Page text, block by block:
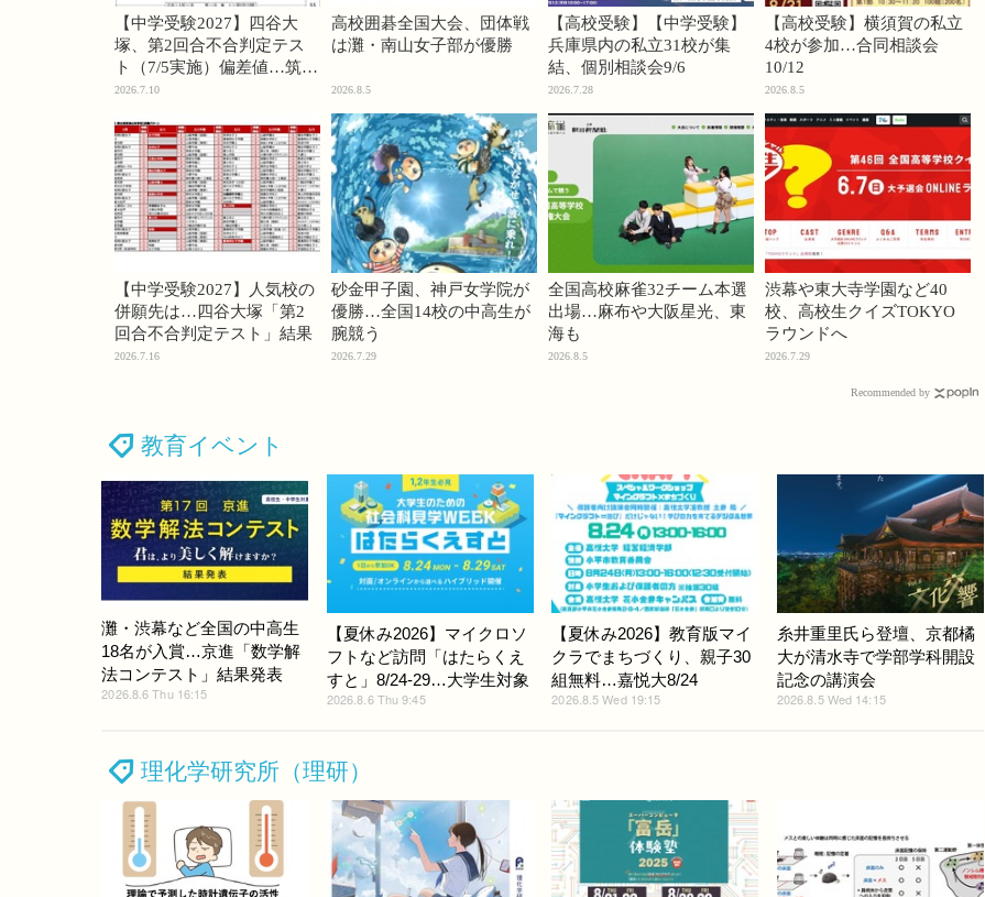
【中学受験2027】四谷大
塚、第2回合不合判定テス
ト（7/5実施）偏差値…筑駒
74・桜蔭70＜PR＞
2026.7.10
高校囲碁全国大会、団体戦
は灘・南山女子部が優勝
2026.8.5
【高校受験】【中学受験】
兵庫県内の私立31校が集
結、個別相談会9/6
2026.7.28
【高校受験】横須賀の私立
4校が参加…合同相談会
10/12
2026.8.5
【中学受験2027】人気校の
併願先は…四谷大塚「第2
回合不合判定テスト」結果
2026.7.16
砂金甲子園、神戸女学院が
優勝…全国14校の中高生が
腕競う
2026.7.29
全国高校麻雀32チーム本選
出場…麻布や大阪星光、東
海も
2026.8.5
渋幕や東大寺学園など40
校、高校生クイズTOKYO
ラウンドへ
2026.7.29
Recommended by
教育イベント
灘・渋幕など全国の中高生
18名が入賞…京進「数学解
法コンテスト」結果発表
2026.8.6 Thu 16:15
【夏休み2026】マイクロソ
フトなど訪問「はたらくえ
すと」8/24-29…大学生対象
2026.8.6 Thu 9:45
【夏休み2026】教育版マイ
クラでまちづくり、親子30
組無料…嘉悦大8/24
2026.8.5 Wed 19:15
糸井重里氏ら登壇、京都橘
大が清水寺で学部学科開設
記念の講演会
2026.8.5 Wed 14:15
理化学研究所（理研）